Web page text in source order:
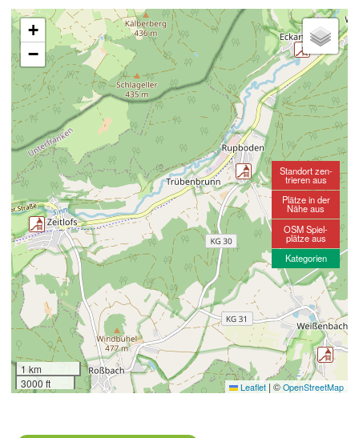
+
−
1 km
3000 ft
Leaflet | © OpenStreetMap
Standort zen-
trieren aus
Plätze in der
Nähe aus
OSM Spiel-
plätze aus
Kategorien